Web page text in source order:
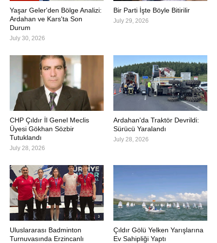
Yaşar Geler'den Bölge Analizi:
Ardahan ve Kars'ta Son
Durum
July 30, 2026
Bir Parti İşte Böyle Bitirilir
July 29, 2026
CHP Çıldır İl Genel Meclis
Üyesi Gökhan Sözbir
Tutuklandı
July 28, 2026
Ardahan'da Traktör Devrildi:
Sürücü Yaralandı
July 28, 2026
Uluslararası Badminton
Turnuvasında Erzincanlı
Çıldır Gölü Yelken Yarışlarına
Ev Sahipliği Yaptı